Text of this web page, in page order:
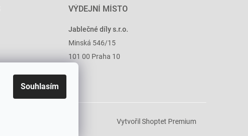
Souhlasím
VÝDEJNÍ MÍSTO
Jablečné díly s.r.o.
Minská 546/15
101 00 Praha 10
Vytvořil Shoptet Premium